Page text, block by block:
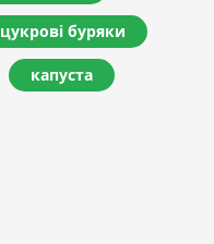
цукрові буряки
капуста